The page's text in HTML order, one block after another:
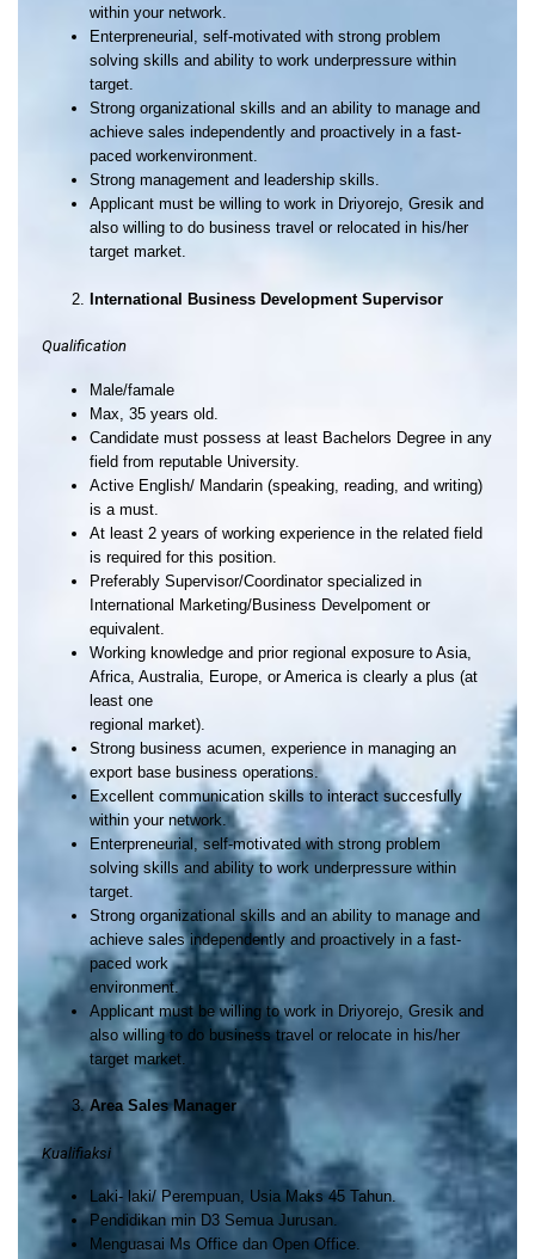
within your network.
Enterpreneurial, self-motivated with strong problem
solving skills and ability to work underpressure within
target.
Strong organizational skills and an ability to manage and
achieve sales independently and proactively in a fast-
paced workenvironment.
Strong management and leadership skills.
Applicant must be willing to work in Driyorejo, Gresik and
also willing to do business travel or relocated in his/her
target market.
International Business Development Supervisor
Qualification
Male/famale
Max, 35 years old.
Candidate must possess at least Bachelors Degree in any
field from reputable University.
Active English/ Mandarin (speaking, reading, and writing)
is a must.
At least 2 years of working experience in the related field
is required for this position.
Preferably Supervisor/Coordinator specialized in
International Marketing/Business Develpoment or
equivalent.
Working knowledge and prior regional exposure to Asia,
Africa, Australia, Europe, or America is clearly a plus (at
least one
regional market).
Strong business acumen, experience in managing an
export base business operations.
Excellent communication skills to interact succesfully
within your network.
Enterpreneurial, self-motivated with strong problem
solving skills and ability to work underpressure within
target.
Strong organizational skills and an ability to manage and
achieve sales independently and proactively in a fast-
paced work
environment.
Applicant must be willing to work in Driyorejo, Gresik and
also willing to do business travel or relocate in his/her
target market.
Area Sales Manager
Kualifiaksi
Laki- laki/ Perempuan, Usia Maks 45 Tahun.
Pendidikan min D3 Semua Jurusan.
Menguasai Ms Office dan Open Office.